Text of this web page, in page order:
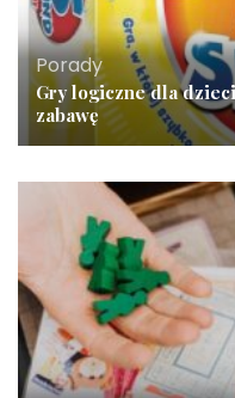
Porady
Gry logiczne dla
zabawę